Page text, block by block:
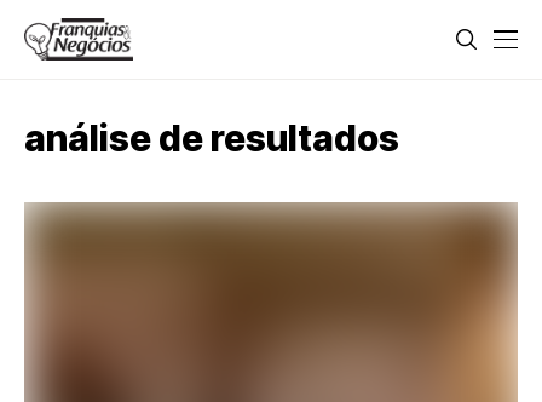
análise de resultados